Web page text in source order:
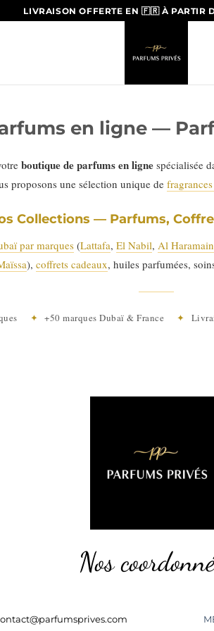
LIVRAISON OFFERTE EN 🇫🇷 À PARTIR
en ligne —
boutique de parfums en lignespécialisée
proposons une sélection unique de
Collections — Parfums,
par marques (Lattafa, El Nabil, Al Haramain
), coffrets cadeaux, huiles parfumées,
✦ +50 marques Dubaï & France ✦
Nos